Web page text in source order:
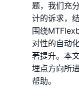
题，我们充
计的诉求，
围绕
对性的自动
著提升。本
埋点方向所
帮助。